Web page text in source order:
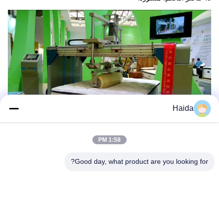
Haida
1:58 PM
Good day, what product are you looking for?